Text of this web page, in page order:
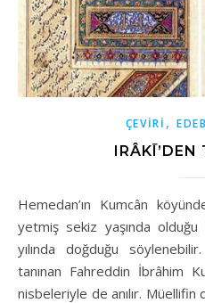
ÇEVIRI ,
Hemedan’ın Kumcân köyünde doğan Irâkī’nin öldüğünde
yetmiş sekiz yaşında
yılında doğduğu
tanınan Fahreddin İbrâhim
nisbeleriyle de anılır. Müellifin